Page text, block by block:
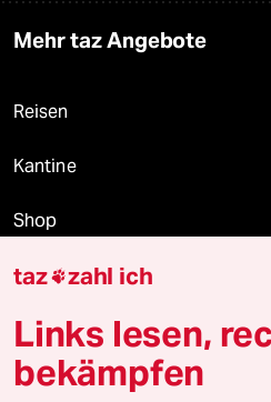
Mehr taz Angebote
Reisen
Kantine
Shop
Anzeigen
Fragen & Hilfe
taz zahl ich
Links lesen,
bekämpfen